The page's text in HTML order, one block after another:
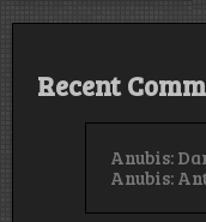
Recent
Anubis:
Anubis: